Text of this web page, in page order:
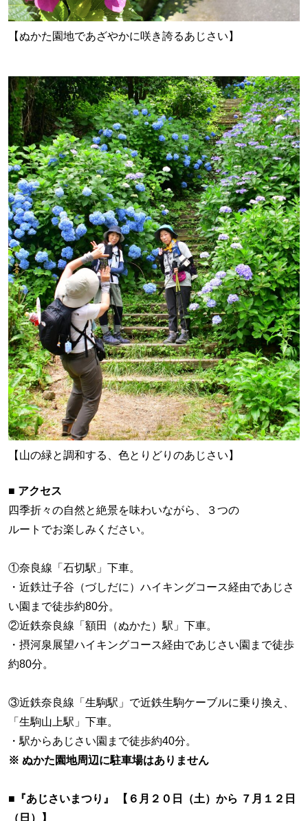
【ぬかた園地であざやかに咲き誇るあじさい】
【山の緑と調和する、色とりどりのあじさい】
■ アクセス
四季折々の自然と絶景を味わいながら、３つの
ルートでお楽しみください。
①奈良線「石切駅」下車。
・近鉄辻子谷（づしだに）ハイキングコース経由であじさ
い園まで徒歩約80分。
②近鉄奈良線「額田（ぬかた）駅」下車。
・摂河泉展望ハイキングコース経由であじさい園まで徒歩
約80分。
③近鉄奈良線「生駒駅」で近鉄生駒ケーブルに乗り換え、
「生駒山上駅」下車。
・駅からあじさい園まで徒歩約40分。
※ ぬかた園地周辺に駐車場はありません
■『あじさいまつり』 【６月２０日（土）から ７月１２日
（日）】